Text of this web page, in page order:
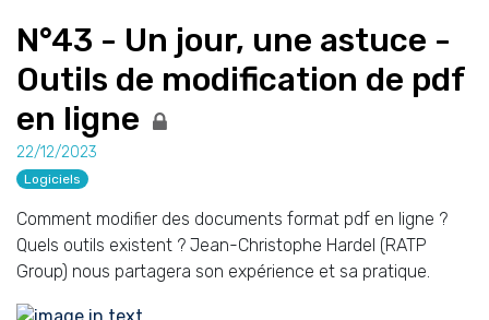
N°43 - Un jour, une astuce -
Outils de modification de pdf
en ligne
22/12/2023
Logiciels
Comment modifier des documents format pdf en ligne ?
Quels outils existent ? Jean-Christophe Hardel (RATP
Group) nous partagera son expérience et sa pratique.